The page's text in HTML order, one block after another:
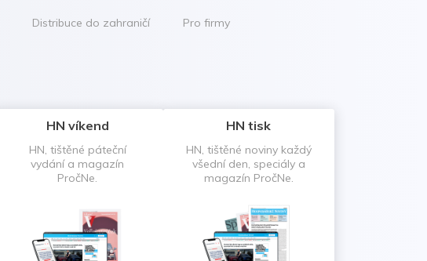
Distribuce do zahraničí Pro firmy
HN víkend
HN, tištěné páteční
vydání a magazín
PročNe.
HN tisk
HN, tištěné noviny každý
všední den, speciály a
magazín PročNe.